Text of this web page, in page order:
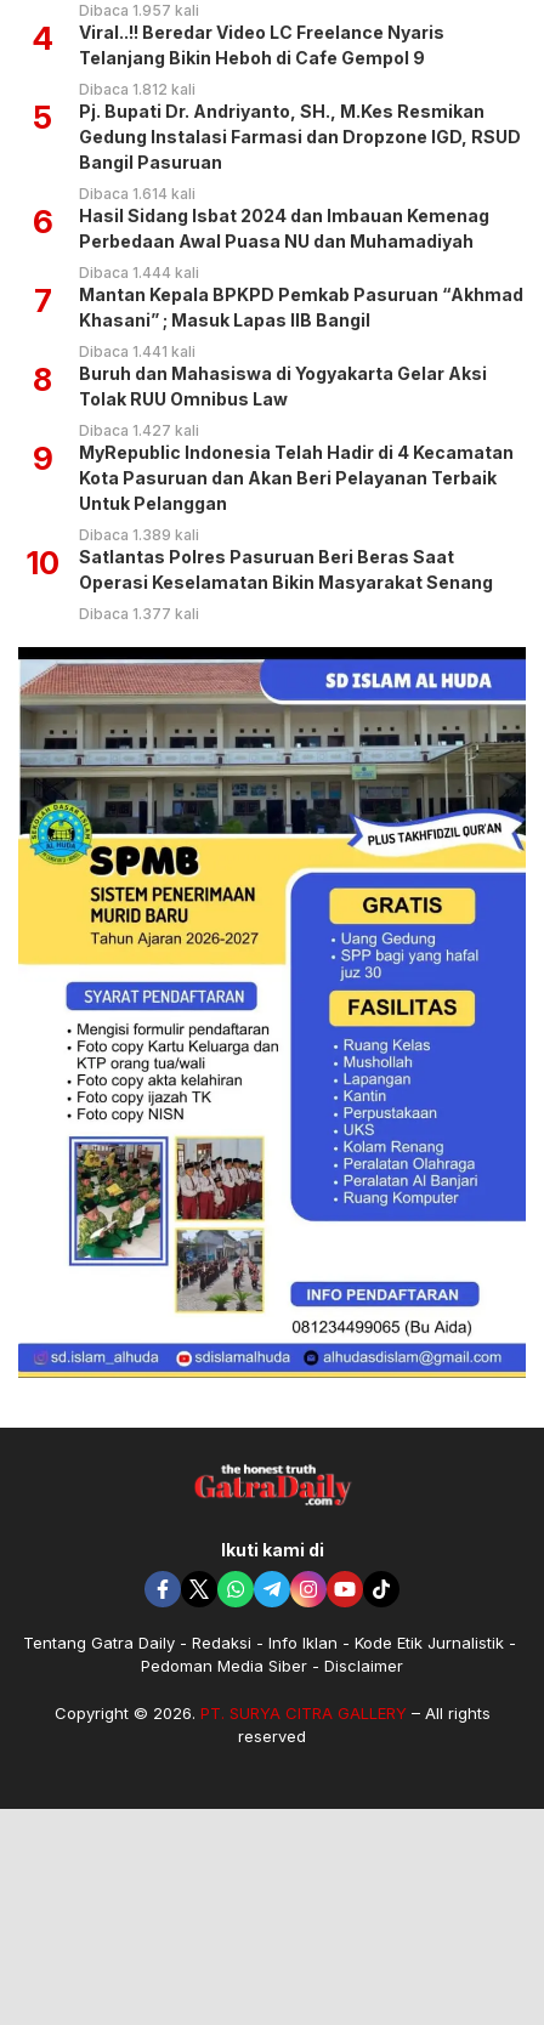
Dibaca 1.957 kali
4
Viral..!! Beredar Video LC Freelance Nyaris
Telanjang Bikin Heboh di Cafe Gempol 9
Dibaca 1.812 kali
5
Pj. Bupati Dr. Andriyanto, SH., M.Kes Resmikan
Gedung Instalasi Farmasi dan Dropzone IGD, RSUD
Bangil Pasuruan
Dibaca 1.614 kali
6
Hasil Sidang Isbat 2024 dan Imbauan Kemenag
Perbedaan Awal Puasa NU dan Muhamadiyah
Dibaca 1.444 kali
7
Mantan Kepala BPKPD Pemkab Pasuruan “Akhmad
Khasani” ; Masuk Lapas IIB Bangil
Dibaca 1.441 kali
8
Buruh dan Mahasiswa di Yogyakarta Gelar Aksi
Tolak RUU Omnibus Law
Dibaca 1.427 kali
9
MyRepublic Indonesia Telah Hadir di 4 Kecamatan
Kota Pasuruan dan Akan Beri Pelayanan Terbaik
Untuk Pelanggan
Dibaca 1.389 kali
10
Satlantas Polres Pasuruan Beri Beras Saat
Operasi Keselamatan Bikin Masyarakat Senang
Dibaca 1.377 kali
Ikuti kami di
Tentang Gatra Daily Redaksi Info Iklan
Kode Etik Jurnalistik
Pedoman Media Siber
Disclaimer
Copyright © 2026. PT. SURYA CITRA GALLERY– All rights
reserved